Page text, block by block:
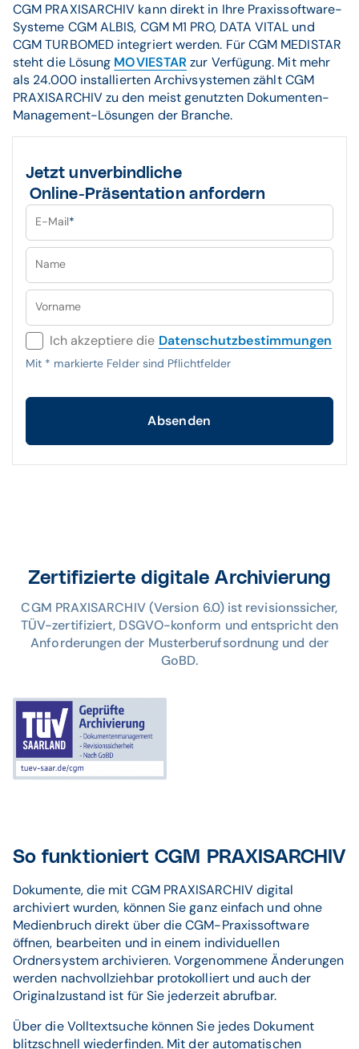
CGM PRAXISARCHIV kann direkt in Ihre Praxissoftware-
Systeme CGM ALBIS, CGM M1 PRO, DATA VITAL und
CGM TURBOMED integriert werden. Für CGM MEDISTAR
steht die Lösung MOVIESTAR zur Verfügung. Mit mehr
als 24.000 installierten Archivsystemen zählt CGM
PRAXISARCHIV zu den meist genutzten Dokumenten-
Management-Lösungen der Branche.
Jetzt unverbindliche
Online-Präsentation anfordern
E-Mail*
Name
Vorname
Ich akzeptiere die Datenschutzbestimmungen
Mit * markierte Felder sind Pflichtfelder
Absenden
Zertifizierte digitale Archivierung
CGM PRAXISARCHIV (Version 6.0) ist revisionssicher,
TÜV-zertifiziert, DSGVO-konform und entspricht den
Anforderungen der Musterberufsordnung und der
GoBD.
So funktioniert CGM PRAXISARCHIV
Dokumente, die mit CGM PRAXISARCHIV digital
archiviert wurden, können Sie ganz einfach und ohne
Medienbruch direkt über die CGM-Praxissoftware
öffnen, bearbeiten und in einem individuellen
Ordnersystem archivieren. Vorgenommene Änderungen
werden nachvollziehbar protokolliert und auch der
Originalzustand ist für Sie jederzeit abrufbar.
Über die Volltextsuche können Sie jedes Dokument
blitzschnell wiederfinden. Mit der automatischen